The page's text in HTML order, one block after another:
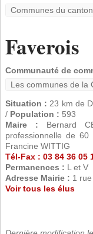
Faverois
Communauté de
Situation : 23 km de
/ Population : 593
Maire : Bernard
professionnelle de
Francine WITTIG
Tél-Fax : 03 84 36 05
Permanences : L et V
Adresse Mairie : 1
Voir tous les élus